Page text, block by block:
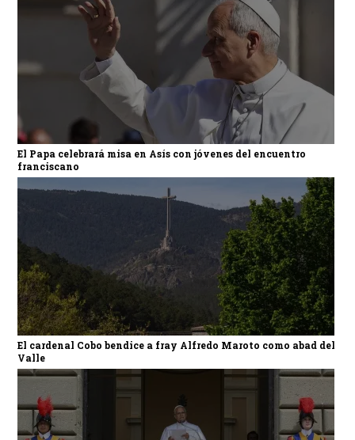
El Papa celebrará misa en Asís con jóvenes del encuentro
franciscano
El cardenal Cobo bendice a fray Alfredo Maroto como abad del
Valle